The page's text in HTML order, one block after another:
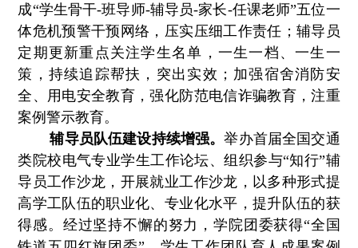
成“学生骨干-班导师-辅导员-家长-任课老师”五位一
体危机预警干预网络，压实压细工作责任；辅导员
定期更新重点关注学生名单，一生一档、一生一
策，持续追踪帮扶，突出实效；加强宿舍消防安
全、用电安全教育，强化防范电信诈骗教育，注重
案例警示教育。
辅导员队伍建设持续增强。举办首届全国交通
类院校电气专业学生工作论坛、组织参与“知行”辅
导员工作沙龙，开展就业工作沙龙，以多种形式提
高学工队伍的职业化、专业化水平，提升队伍的获
得感。经过坚持不懈的努力，学院团委获得“全国